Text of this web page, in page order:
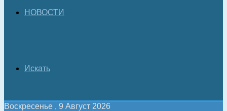
НОВОСТИ
Искать
Воскресенье , 9 Август 2026